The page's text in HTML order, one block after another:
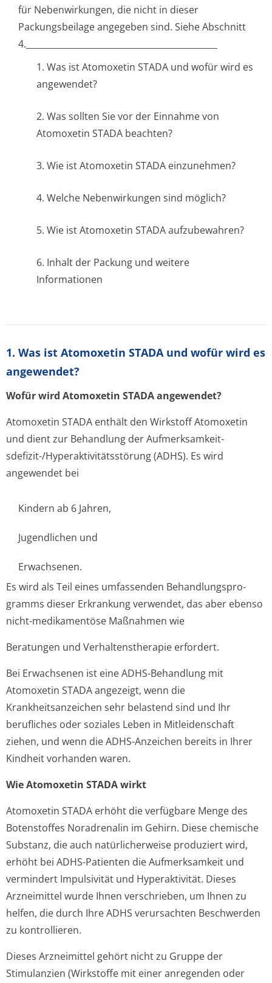
für Nebenwirkungen, die nicht in dieser
Packungsbeilage angegeben sind. Siehe Abschnitt
4.___________­________________________­__________
1. Was ist Atomoxetin STADA und wofür wird es
angewendet?
2. Was sollten Sie vor der Einnahme von
Atomoxetin STADA beachten?
3. Wie ist Atomoxetin STADA einzunehmen?
4. Welche Nebenwirkungen sind möglich?
5. Wie ist Atomoxetin STADA aufzubewahren?
6. Inhalt der Packung und weitere
Informationen
1. Was ist Atomoxetin STADA und wofür wird es
angewendet?
Wofür wird Atomoxetin STADA angewendet?
Atomoxetin STADA enthält den Wirkstoff Atomoxetin
und dient zur Behandlung der Aufmerksamkeit­
sdefizit-/Hyperaktivitätsstörung (ADHS). Es wird
angewendet bei
Kindern ab 6 Jahren,
Jugendlichen und
Erwachsenen.
Es wird als Teil eines umfassenden Behandlungspro­
gramms dieser Erkrankung verwendet, das aber ebenso
nicht-medikamentöse Maßnahmen wie
Beratungen und Verhaltenstherapie erfordert.
Bei Erwachsenen ist eine ADHS-Behandlung mit
Atomoxetin STADA angezeigt, wenn die
Krankheitsanzeichen sehr belastend sind und Ihr
berufliches oder soziales Leben in Mitleidenschaft
ziehen, und wenn die ADHS-Anzeichen bereits in Ihrer
Kindheit vorhanden waren.
Wie Atomoxetin STADA wirkt
Atomoxetin STADA erhöht die verfügbare Menge des
Botenstoffes Noradrenalin im Gehirn. Diese chemische
Substanz, die auch natürlicherweise produziert wird,
erhöht bei ADHS-Patienten die Aufmerksamkeit und
vermindert Impulsivität und Hyperaktivität. Dieses
Arzneimittel wurde Ihnen verschrieben, um Ihnen zu
helfen, die durch Ihre ADHS verursachten Beschwerden
zu kontrollieren.
Dieses Arzneimittel gehört nicht zu Gruppe der
Stimulanzien (Wirkstoffe mit einer anregenden oder